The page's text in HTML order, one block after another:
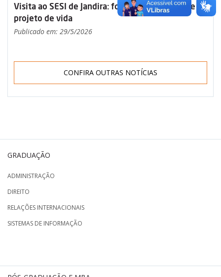
Visita ao SESI de Jandira: formação, propósito e
projeto de vida
Publicado em: 29/5/2026
CONFIRA OUTRAS NOTÍCIAS
GRADUAÇÃO
ADMINISTRAÇÃO
DIREITO
RELAÇÕES INTERNACIONAIS
SISTEMAS DE INFORMAÇÃO